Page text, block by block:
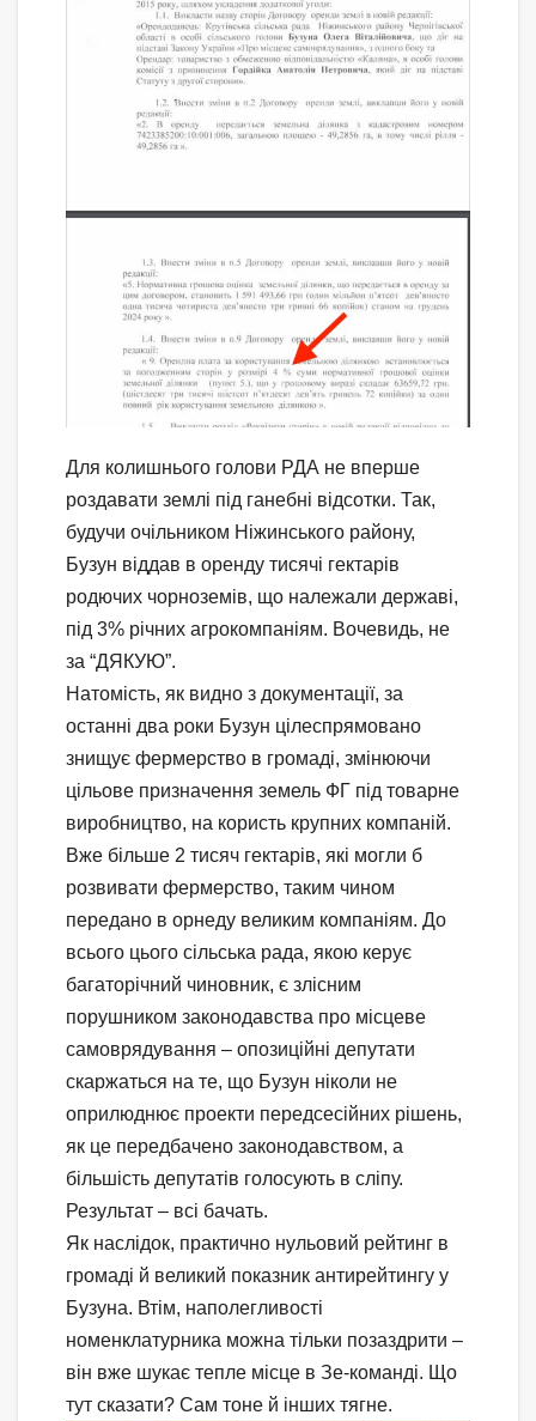
Для колишнього голови РДА не вперше
роздавати землі під ганебні відсотки. Так,
будучи очільником Ніжинського району,
Бузун віддав в оренду тисячі гектарів
родючих чорноземів, що належали державі,
під 3% річних агрокомпаніям. Вочевидь, не
за “ДЯКУЮ”.
Натомість, як видно з документації, за
останні два роки Бузун цілеспрямовано
знищує фермерство в громаді, змінюючи
цільове призначення земель ФГ під товарне
виробництво, на користь крупних компаній.
Вже більше 2 тисяч гектарів, які могли б
розвивати фермерство, таким чином
передано в орнеду великим компаніям. До
всього цього сільська рада, якою керує
багаторічний чиновник, є злісним
порушником законодавства про місцеве
самоврядування – опозиційні депутати
скаржаться на те, що Бузун ніколи не
оприлюднює проекти передсесійних рішень,
як це передбачено законодавством, а
більшість депутатів голосують в сліпу.
Результат – всі бачать.
Як наслідок, практично нульовий рейтинг в
громаді й великий показник антирейтингу у
Бузуна. Втім, наполегливості
номенклатурника можна тільки позаздрити –
він вже шукає тепле місце в Зе-команді. Що
тут сказати? Сам тоне й інших тягне.